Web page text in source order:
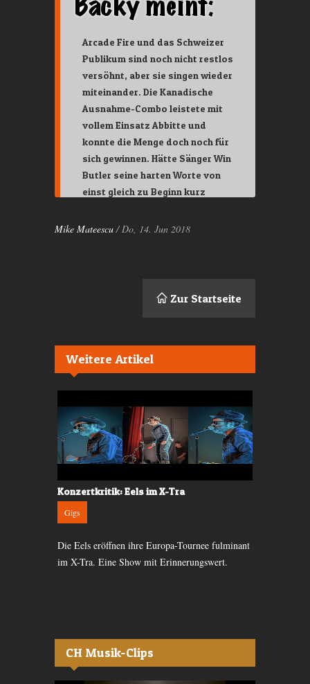
Arcade Fire und das Schweizer
Publikum sind noch nicht restlos
versöhnt, aber sie singen wieder
miteinander. Die Kanadische
Ausnahme-Combo leistete mit
vollem Einsatz Abbitte und
konnte die Menge doch noch für
sich gewinnen. Hätte Sänger Win
Butler seine harten Worte von
einst gleich zu Beginn kurz
womöglich noch
Mike Mateescu/ Do, 14. Jun 2018
Zur Startseite
Weitere Artikel
Konzertkritik: Eels im X-Tra
Gigs
Die Eels eröffnen ihre Europa-Tournee fulminant
im X-Tra. Eine Show mit Erinnerungswert.
CH Musik-Clips